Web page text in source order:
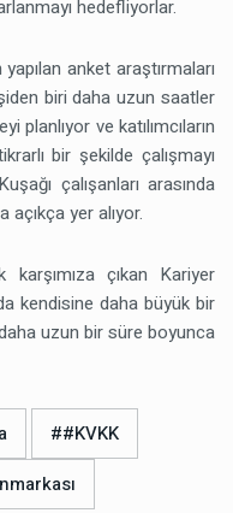
hedefliyorlar.
anket araştırmaları
biri daha uzun saatler
planlıyor ve katılımcıların
bir şekilde çalışmayı
çalışanları arasında
yer alıyor.
çıkan Kariyer
kendisine daha büyük bir
uzun bir süre boyunca
##KVKK